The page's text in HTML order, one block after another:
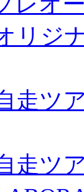
リジ
走ツ
走ツ